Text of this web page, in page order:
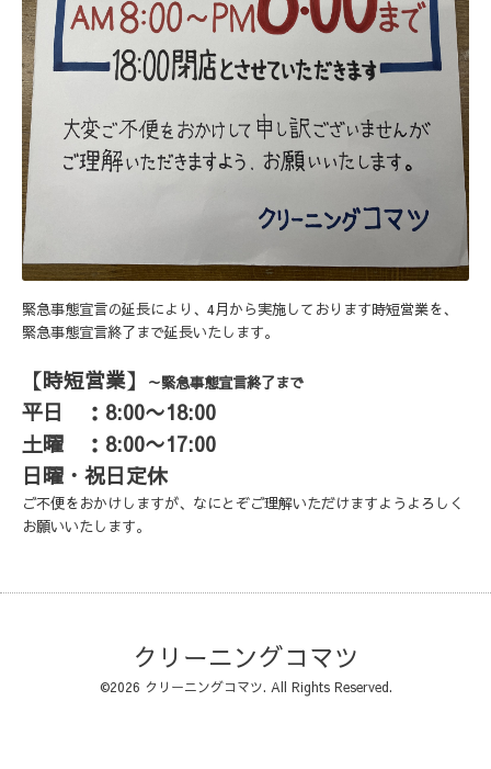
緊急事態宣言の延長により、4月から実施しております時短営業を、
緊急事態宣言終了まで延長いたします。
【時短営業】 ～緊急事態宣言終了まで
平日 ：8:00〜18:00
土曜 ：8:00〜17:00
日曜・祝日定休
ご不便をおかけしますが、なにとぞご理解いただけますようよろしく
お願いいたします。
クリーニングコマツ
©2026 クリーニングコマツ. All Rights Reserved.